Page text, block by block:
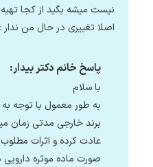
نیست میشه بگید از کجا
اصلا تغییری در حال من
پاسخ خانم دکتر بیدار:
با سلام
به طور معمول با توجه
برند خارجی مدتی زمان
عادت کرده و اثرات
صورت ماده موثره